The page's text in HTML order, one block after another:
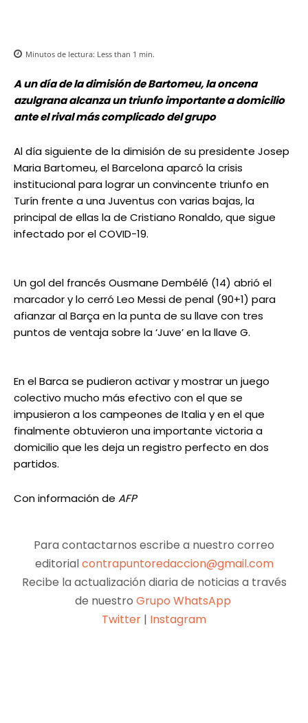
Minutos de lectura: Less than 1 min.
A un día de la dimisión de Bartomeu, la oncena
azulgrana alcanza un triunfo importante a domicilio
ante el rival más complicado del grupo
Al día siguiente de la dimisión de su presidente Josep
Maria Bartomeu, el Barcelona aparcó la crisis
institucional para lograr un convincente triunfo en
Turín frente a una Juventus con varias bajas, la
principal de ellas la de Cristiano Ronaldo, que sigue
infectado por el COVID-19.
Un gol del francés Ousmane Dembélé (14) abrió el
marcador y lo cerró Leo Messi de penal (90+1) para
afianzar al Barça en la punta de su llave con tres
puntos de ventaja sobre la ‘Juve’ en la llave G.
En el Barca se pudieron activar y mostrar un juego
colectivo mucho más efectivo con el que se
impusieron a los campeones de Italia y en el que
finalmente obtuvieron una importante victoria a
domicilio que les deja un registro perfecto en dos
partidos.
Con información de AFP
Para contactarnos escribe a nuestro correo
editorialcontrapuntoredaccion@gmail.com
Recibe la actualización diaria de noticias a través
de nuestro Grupo WhatsApp
Twitter | Instagram